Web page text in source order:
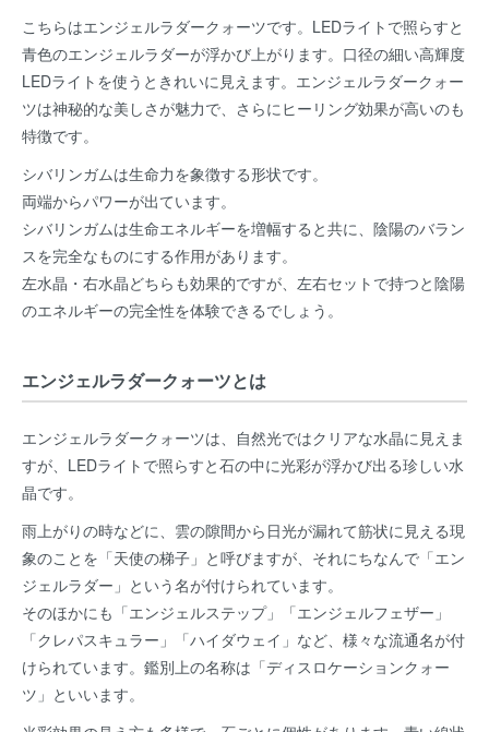
こちらはエンジェルラダークォーツです。LEDライトで照らすと
青色のエンジェルラダーが浮かび上がります。口径の細い高輝度
LEDライトを使うときれいに見えます。エンジェルラダークォー
ツは神秘的な美しさが魅力で、さらにヒーリング効果が高いのも
特徴です。
シバリンガムは生命力を象徴する形状です。
両端からパワーが出ています。
シバリンガムは生命エネルギーを増幅すると共に、陰陽のバラン
スを完全なものにする作用があります。
左水晶・右水晶どちらも効果的ですが、左右セットで持つと陰陽
のエネルギーの完全性を体験できるでしょう。
エンジェルラダークォーツとは
エンジェルラダークォーツは、自然光ではクリアな水晶に見えま
すが、LEDライトで照らすと石の中に光彩が浮かび出る珍しい水
晶です。
雨上がりの時などに、雲の隙間から日光が漏れて筋状に見える現
象のことを「天使の梯子」と呼びますが、それにちなんで「エン
ジェルラダー」という名が付けられています。
そのほかにも「エンジェルステップ」「エンジェルフェザー」
「クレパスキュラー」「ハイダウェイ」など、様々な流通名が付
けられています。鑑別上の名称は「ディスロケーションクォー
ツ」といいます。